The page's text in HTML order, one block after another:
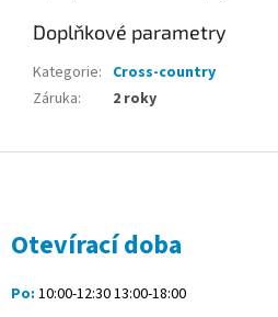
Doplňkové parametry
Kategorie: Cross-country
Záruka: 2 roky
Otevírací doba
Po: 10:00-12:30 13:00-18:00